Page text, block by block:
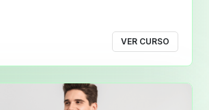
VER CURSO